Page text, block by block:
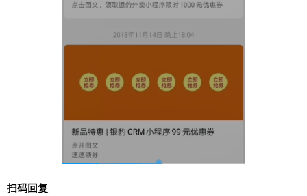
扫码回复